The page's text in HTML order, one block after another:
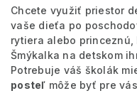
Chcete využiť priestor
vaše dieťa po
rytiera alebo
Šmýkalka na detskom
Potrebuje váš školák
posteľ môže byť pre